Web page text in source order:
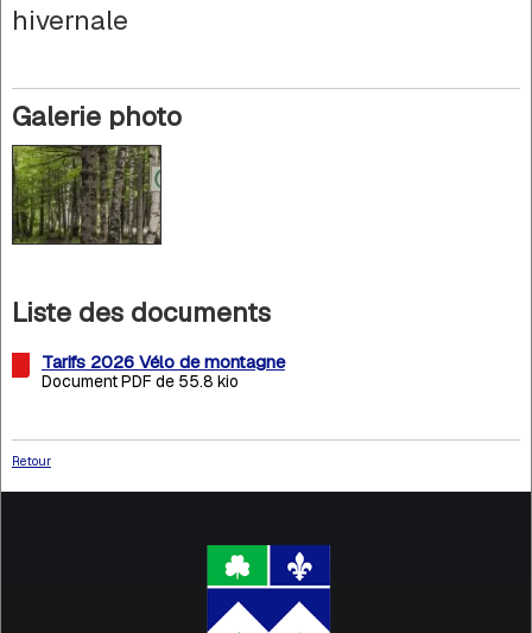
hivernale
Galerie photo
Liste des documents
Tarifs 2026 Vélo de montagne
Document PDF de 55.8 kio
Retour